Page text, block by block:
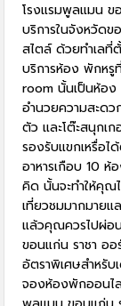
โรงแรมพูลแมน ข
บริการในจังหวัด
สไตล์ ด้วยทำเลที่
บริการห้อง พักหรู
room นั้นเป็นห้อง
อำนวยความสะด
ตัว และโต๊ะสนุกเ
รองรับแขกเหรื่อ
อาหารเกือบ 10
คิด นั้นจะทำให้คุณ
เที่ยวชมมากมายแ
แล้วคุณควรไปผ่อ
ขอนแก่น ราชา อ
อัตราพิเศษสำหรั
จองห้องพักออนไ